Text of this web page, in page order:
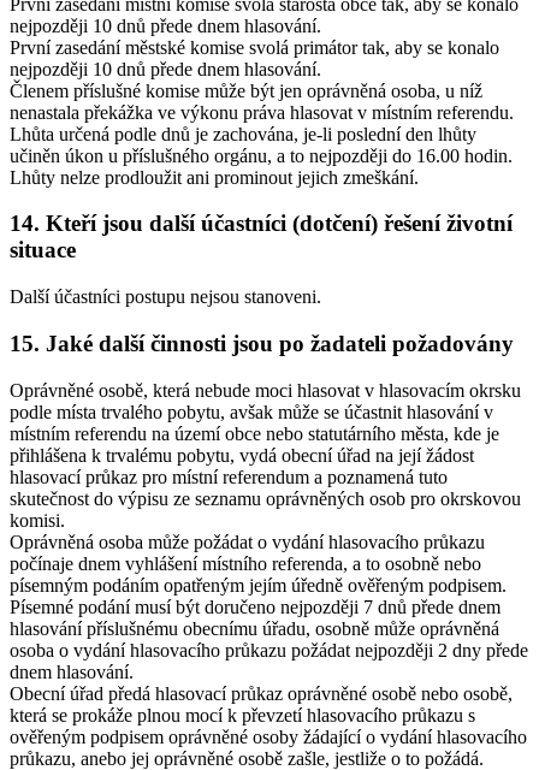
nejpozději 10 dnů přede dnem hlasování.
První zasedání městské komise svolá primátor tak, aby se konalo
nejpozději 10 dnů přede dnem hlasování.
Členem příslušné komise může být jen oprávněná osoba, u níž
nenastala překážka ve výkonu práva hlasovat v místním referendu.
Lhůta určená podle dnů je zachována, je-li poslední den lhůty
učiněn úkon u příslušného orgánu, a to nejpozději do 16.00 hodin.
Lhůty nelze prodloužit ani prominout jejich zmeškání.
14. Kteří jsou další účastníci (dotčení) řešení životní
situace
Další účastníci postupu nejsou stanoveni.
15. Jaké další činnosti jsou po žadateli požadovány
Oprávněné osobě, která nebude moci hlasovat v hlasovacím okrsku
podle místa trvalého pobytu, avšak může se účastnit hlasování v
místním referendu na území obce nebo statutárního města, kde je
přihlášena k trvalému pobytu, vydá obecní úřad na její žádost
hlasovací průkaz pro místní referendum a poznamená tuto
skutečnost do výpisu ze seznamu oprávněných osob pro okrskovou
komisi.
Oprávněná osoba může požádat o vydání hlasovacího průkazu
počínaje dnem vyhlášení místního referenda, a to osobně nebo
písemným podáním opatřeným jejím úředně ověřeným podpisem.
Písemné podání musí být doručeno nejpozději 7 dnů přede dnem
hlasování příslušnému obecnímu úřadu, osobně může oprávněná
osoba o vydání hlasovacího průkazu požádat nejpozději 2 dny přede
dnem hlasování.
Obecní úřad předá hlasovací průkaz oprávněné osobě nebo osobě,
která se prokáže plnou mocí k převzetí hlasovacího průkazu s
ověřeným podpisem oprávněné osoby žádající o vydání hlasovacího
průkazu, anebo jej oprávněné osobě zašle, jestliže o to požádá.